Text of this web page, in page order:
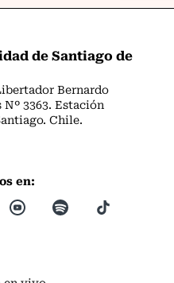
de Santiago de
Bernardo
Nº 3363. Estación
Chile.
en: